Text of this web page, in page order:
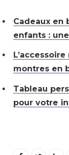
Cadeaux en
enfants :
montres en
Tableau
pour votre